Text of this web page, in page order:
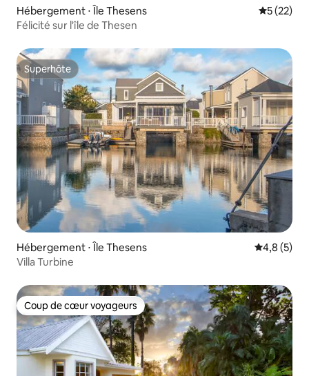
Hébergement ⋅ Île Thesens
5 (22)
Félicité sur l'île de Thesen
Superhôte
Superhôte
Hébergement ⋅ Île Thesens Évaluation
4,8 (5)
Villa Turbine
Coup de cœur voyageurs
Coup de cœur voyageurs